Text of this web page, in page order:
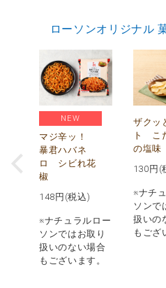
ローソンオリジナル
NEW
マジ辛ッ！
暴君ハバネ
ロ シビれ花
椒
148 円(税込)
※ナチュラルロー
ソンではお取り
扱いのない場合
もございます。
ザクッ
ト こ
の塩味
130 円(
※ナチ
ソンで
扱いの
もござ